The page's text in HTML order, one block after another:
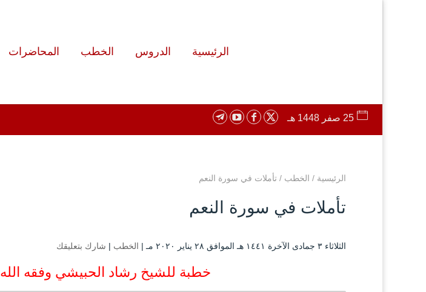
الرئيسية الدروس الخطب المحاضرات
25 صفر 1448 هـ
الرئيسية / الخطب / تأملات في سورة النعم
تأملات في سورة النعم
الثلاثاء ۳ جمادى الآخرة ۱٤٤۱ هـ الموافق ۲۸ يناير ۲۰۲۰ مـ | الخطب | شارك بتعليقك
خطبة للشيخ رشاد الحبيشي وفقه الله